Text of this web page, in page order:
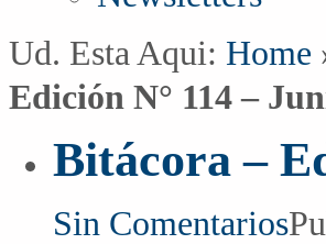
Ud. Esta Aqui: Home
Edición N° 114 –
Bitácora –
Sin Comentarios